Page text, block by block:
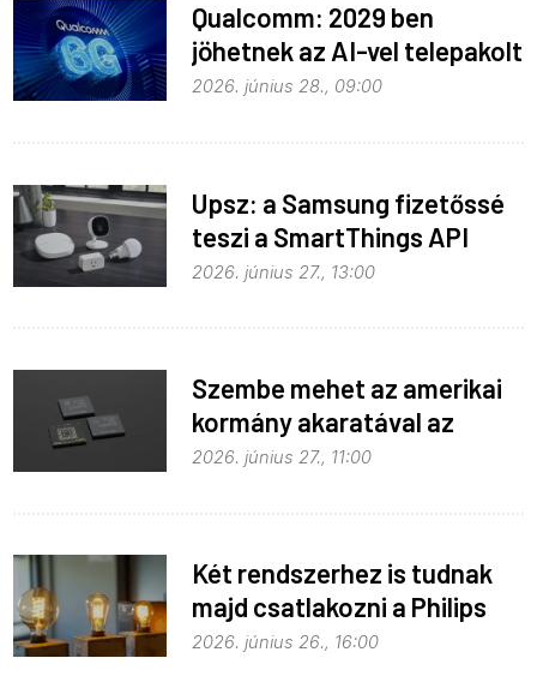
Qualcomm: 2029 ben
jöhetnek az AI-vel telepakolt
6G-s telefonok
2026. június 28., 09:00
Upsz: a Samsung fizetőssé
teszi a SmartThings API
hozzáférést
2026. június 27., 13:00
Szembe mehet az amerikai
kormány akaratával az
Apple
2026. június 27., 11:00
Két rendszerhez is tudnak
majd csatlakozni a Philips
Hue égők
2026. június 26., 16:00